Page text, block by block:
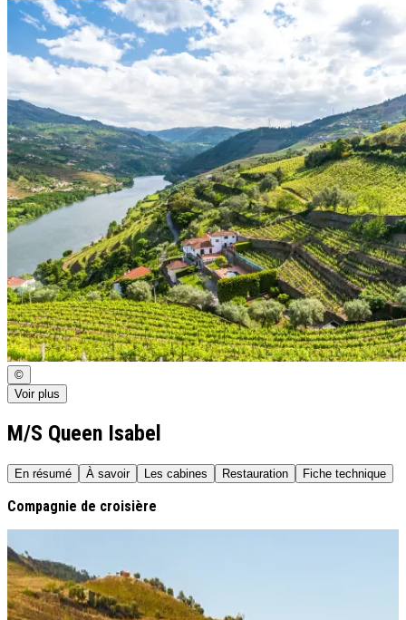
©
Voir plus
M/S Queen Isabel
En résumé À savoir Les cabines Restauration Fiche technique
Compagnie de croisière